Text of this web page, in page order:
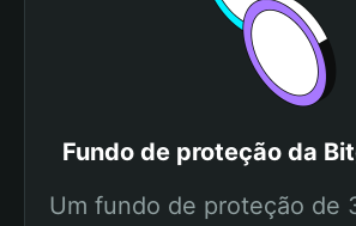
Fundo de proteção da
Um fundo de proteção de